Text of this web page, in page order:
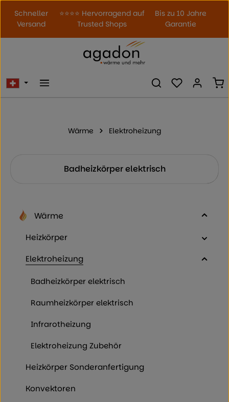
Zum Hauptinhalt springen
Schneller
Versand
⭐⭐⭐⭐ Hervorragend auf
Trusted Shops
Bis zu 10 Jahre
Garantie
Du hast 0
Wärme Elektroheizung
Badheizkörper elektrisch
Wärme
Heizkörper
Elektroheizung
Badheizkörper elektrisch
Raumheizkörper elektrisch
Infrarotheizung
Elektroheizung Zubehör
Heizkörper Sonderanfertigung
Konvektoren